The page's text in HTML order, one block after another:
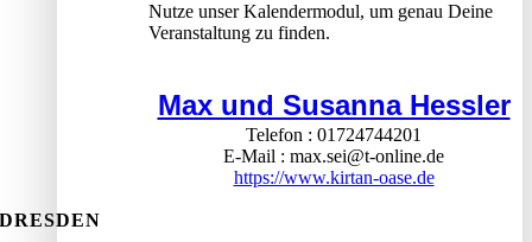
Nutze unser Kalendermodul, um genau Deine
Veranstaltung zu finden.
Max und Susanna Hessler
Telefon
01724744201
E-Mail
max.sei@t-online.de
https://www.kirtan-oase.de
DRESDEN